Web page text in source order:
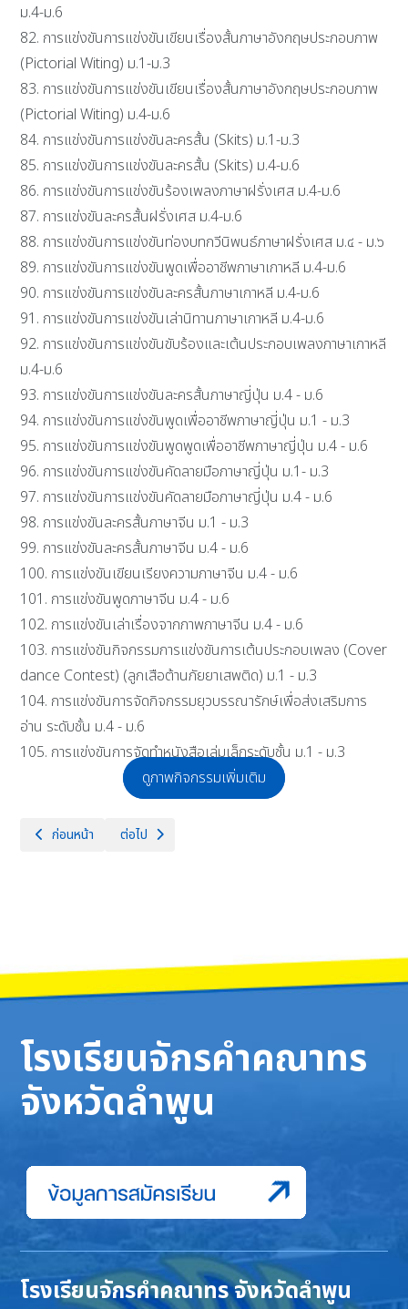
ม.4-ม.6
82. การแข่งขันการแข่งขันเขียนเรื่องสั้นภาษาอังกฤษประกอบภาพ
(Pictorial Witing) ม.1-ม.3
83. การแข่งขันการแข่งขันเขียนเรื่องสั้นภาษาอังกฤษประกอบภาพ
(Pictorial Witing) ม.4-ม.6
84. การแข่งขันการแข่งขันละครสั้น (Skits) ม.1-ม.3
85. การแข่งขันการแข่งขันละครสั้น (Skits) ม.4-ม.6
86. การแข่งขันการแข่งขันร้องเพลงภาษาฝรั่งเศส ม.4-ม.6
87. การแข่งขันละครสั้นฝรั่งเศส ม.4-ม.6
88. การแข่งขันการแข่งขันท่องบทกวีนิพนธ์ภาษาฝรั่งเศส ม.๔ - ม.๖
89. การแข่งขันการแข่งขันพูดเพื่ออาชีพภาษาเกาหลี ม.4-ม.6
90. การแข่งขันการแข่งขันละครสั้นภาษาเกาหลี ม.4-ม.6
91. การแข่งขันการแข่งขันเล่านิทานภาษาเกาหลี ม.4-ม.6
92. การแข่งขันการแข่งขันขับร้องและเต้นประกอบเพลงภาษาเกาหลี
ม.4-ม.6
93. การแข่งขันการแข่งขันละครสั้นภาษาญี่ปุ่น ม.4 - ม.6
94. การแข่งขันการแข่งขันพูดเพื่ออาชีพภาษาญี่ปุ่น ม.1 - ม.3
95. การแข่งขันการแข่งขันพูดพูดเพื่ออาชีพภาษาญี่ปุ่น ม.4 - ม.6
96. การแข่งขันการแข่งขันคัดลายมือภาษาญี่ปุ่น ม.1- ม.3
97. การแข่งขันการแข่งขันคัดลายมือภาษาญี่ปุ่น ม.4 - ม.6
98. การแข่งขันละครสั้นภาษาจีน ม.1 - ม.3
99. การแข่งขันละครสั้นภาษาจีน ม.4 - ม.6
100. การแข่งขันเขียนเรียงความภาษาจีน ม.4 - ม.6
101. การแข่งขันพูดภาษาจีน ม.4 - ม.6
102. การแข่งขันเล่าเรื่องจากภาพภาษาจีน ม.4 - ม.6
103. การแข่งขันกิจกรรมการแข่งขันการเต้นประกอบเพลง (Cover
dance Contest) (ลูกเสือต้านภัยยาเสพติด) ม.1 - ม.3
104. การแข่งขันการจัดกิจกรรมยุวบรรณารักษ์เพื่อส่งเสริมการ
อ่าน ระดับชั้น ม.4 - ม.6
105. การแข่งขันการจัดทำหนังสือเล่มเล็กระดับชั้น ม.1 - ม.3
ดูภาพกิจกรรมเพิ่มเติม
เนื้อหาก่อนหน้า: วันอังคารที่ 3 ธันวาคม 2567 นายธำรงค์ หน่อเรือง ผู้อำน
ก่อนหน้า เนื้อหาถัดไป: 1 ธันวาคม 2567 โรงเรียนจักรคำคณาทร
ต่อไป
โรงเรียนจักรคำคณาทร
จังหวัดลำพูน
โรงเรียนจักรคำคณาทร จังหวัดลำพูน